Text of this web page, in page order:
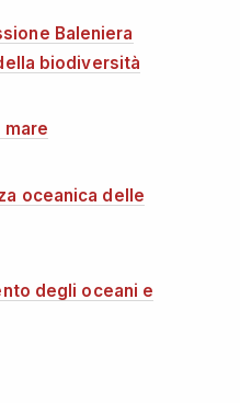
Baleniera
biodiversità
mare
oceanica delle
degli oceani e